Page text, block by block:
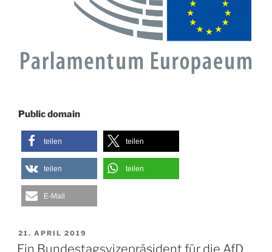
Public domain
teilen teilen
teilen teilen
E-Mail
VERÖFFENTLICHT
AM
21. APRIL 2019
Ein Bundestagsvizepräsident für die AfD